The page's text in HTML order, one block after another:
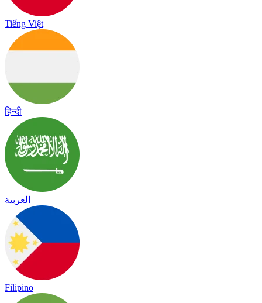
Tiếng Việt
हिन्दी
العربية
Filipino